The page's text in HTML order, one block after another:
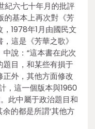
紀六七十年月的批評
的基本上再次對《芳
1978年1月由國民文
這是《芳華之歌》
說：“這本書在此次
目，和某些有損于
外，其他方面修改
，這一個版本與1960
此中屬于政治題目和
的都是所謂‘其他方